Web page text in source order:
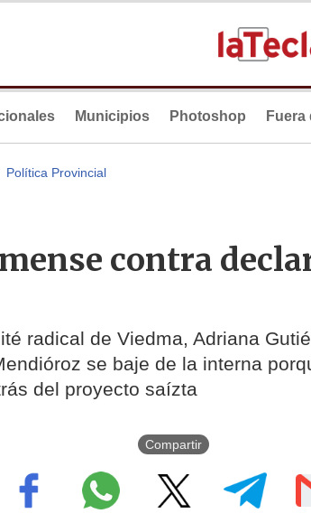
Municipios Photoshop Fuera
Política Provincial
contra
radical de Viedma, Adriana
se baje de la interna
del proyecto saízta
Compartir